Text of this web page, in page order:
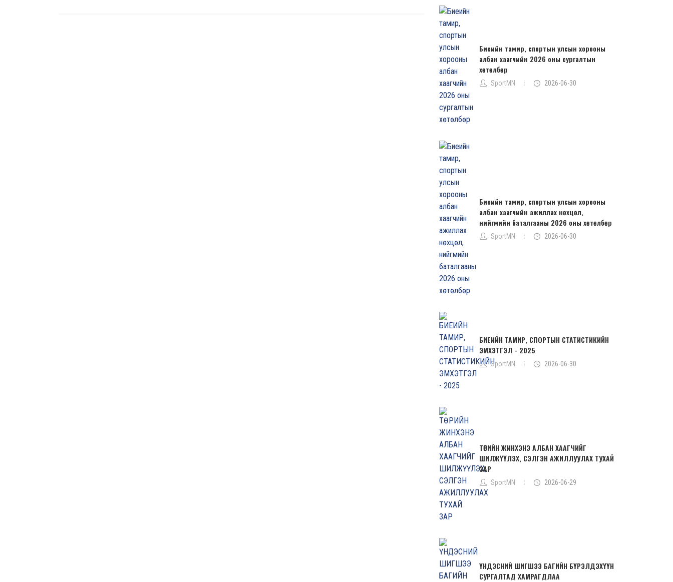
Биеийн тамир, спортын улсын хорооны
албан хаагчийн 2026 оны сургалтын
хөтөлбөр
SportMN 2026-06-30
Биеийн тамир, спортын улсын хорооны
албан хаагчийн ажиллах нөхцөл,
нийгмийн баталгааны 2026 оны хөтөлбөр
SportMN 2026-06-30
БИЕИЙН ТАМИР, СПОРТЫН СТАТИСТИКИЙН
ЭМХЭТГЭЛ - 2025
SportMN 2026-06-30
ТӨРИЙН ЖИНХЭНЭ АЛБАН ХААГЧИЙГ
ШИЛЖҮҮЛЭХ, СЭЛГЭН АЖИЛЛУУЛАХ ТУХАЙ
ЗАР
SportMN 2026-06-29
ҮНДЭСНИЙ ШИГШЭЭ БАГИЙН БҮРЭЛДЭХҮҮН
СУРГАЛТАД ХАМРАГДЛАА